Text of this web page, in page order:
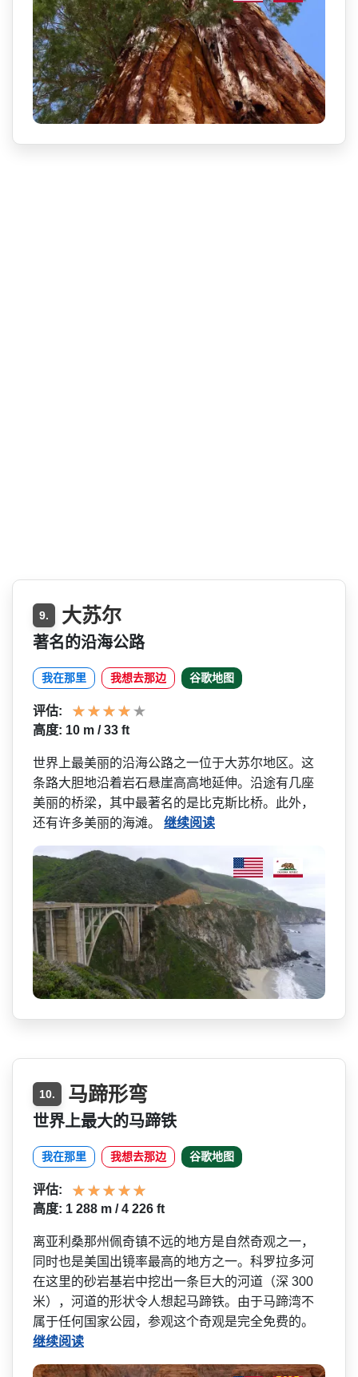
9. 大苏尔
著名的沿海公路
我在那里 我想去那边 谷歌地图
评估:
高度: 10 m / 33 ft
世界上最美丽的沿海公路之一­位于大苏尔地区。这
条路大胆地沿着岩石悬崖高高地延­伸。沿途有几座
美丽的桥梁，其中最著名的是比克斯比­桥。此外，
还有许多美丽的海滩。 继续阅读
10. 马蹄形弯
世界上最大的马蹄铁
我在那里 我想去那边 谷歌地图
评估:
高度: 1 288 m / 4 226 ft
离亚利桑那州佩奇镇不远的地­方是自然奇观之一，
同时也是美国出镜率最高的地方之­一。科罗拉多河
在这里的砂岩基岩中挖出一条巨大的河­道（深 300
米），河道的形状令人想起马­蹄铁。由于马蹄湾不
属于任何国家公园，参观这个奇观­是完全免费的。
继续阅读